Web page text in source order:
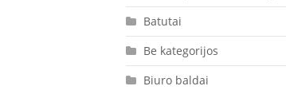
Batutai
Be kategorijos
Biuro baldai